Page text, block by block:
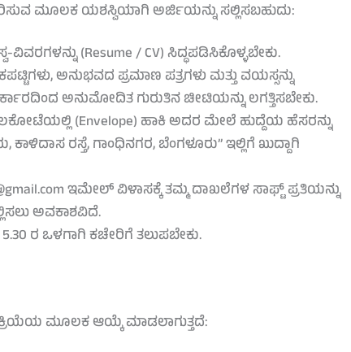
ಮೂಲಕ ಯಶಸ್ವಿಯಾಗಿ ಅರ್ಜಿಯನ್ನು ಸಲ್ಲಿಸಬಹುದು:
(Resume / CV) ಸಿದ್ಧಪಡಿಸಿಕೊಳ್ಳಬೇಕು.
ಅನುಭವದ ಪ್ರಮಾಣ ಪತ್ರಗಳು ಮತ್ತು ವಯಸ್ಸನ್ನು
ಅನುಮೋದಿತ ಗುರುತಿನ ಚೀಟಿಯನ್ನು ಲಗತ್ತಿಸಬೇಕು.
(Envelope) ಹಾಕಿ ಅದರ ಮೇಲೆ ಹುದ್ದೆಯ ಹೆಸರನ್ನು
ರಸ್ತೆ, ಗಾಂಧಿನಗರ, ಬೆಂಗಳೂರು” ಇಲ್ಲಿಗೆ ಖುದ್ದಾಗಿ
ಇಮೇಲ್ ವಿಳಾಸಕ್ಕೆ ತಮ್ಮ ದಾಖಲೆಗಳ ಸಾಫ್ಟ್ ಪ್ರತಿಯನ್ನು
ಅವಕಾಶವಿದೆ.
ರ ಒಳಗಾಗಿ ಕಚೇರಿಗೆ ತಲುಪಬೇಕು.
ಮೂಲಕ ಆಯ್ಕೆ ಮಾಡಲಾಗುತ್ತದೆ: